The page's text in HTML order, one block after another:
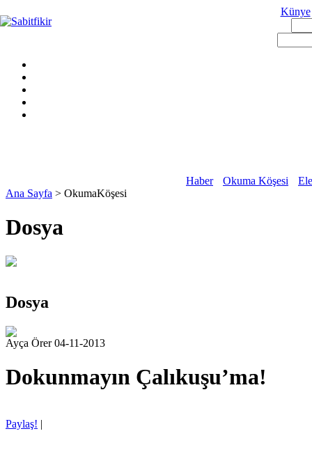
Künye
Haber Okuma Köşesi
Ana Sayfa > OkumaKöşesi
Dosya
Dosya
Ayça Örer 04-11-2013
Dokunmayın Çalıkuşu’ma!
Paylaş! |